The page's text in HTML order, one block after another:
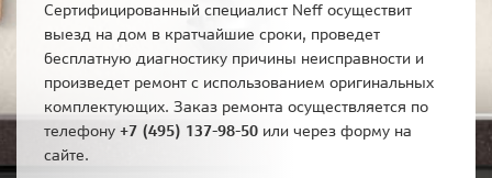
Сертифицированный специалист Neff осуществит
выезд на дом в кратчайшие сроки, проведет
бесплатную диагностику причины неисправности и
произведет ремонт с использованием оригинальных
комплектующих. Заказ ремонта осуществляется по
телефону +7 (495) 137-98-50 или через форму на
сайте.